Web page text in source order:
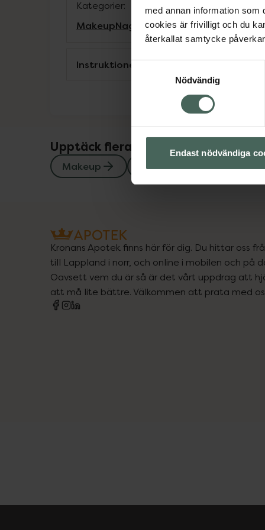
med annan information som
cookies är frivilligt och du
återkallat samtycke
Samtyckesval
Nödvändig
Endast nödvändiga
Kategorier:
MakeupNaglarNaglar
Instruktioner
Upptäck flera produkter inom
Makeup Naglar Naglar
Kronans Apotek finns här för dig. Du hittar oss
till Lappland i norr, och online i mobilen och på
Oavsett vem du är så är det vårt uppdrag att
att må lite bättre. Välkommen att prata med